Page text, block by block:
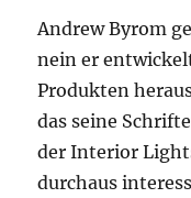
Andrew Byrom
nein er
Produkten
das seine
der Interior
durchaus